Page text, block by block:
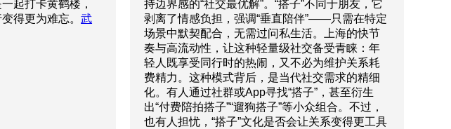
起打卡黄鹤楼，
得更为难忘。武
持边界感的“社交最优解”。“搭子”不同于朋友，它
剥离了情感负担，强调“垂直陪伴”——只需在特定
场景中默契配合，无需过问私生活。上海的快节
奏与高流动性，让这种轻量级社交备受青睐：年
轻人既享受同行时的热闹，又不必为维护关系耗
费精力。这种模式背后，是当代社交需求的精细
化。有人通过社群或App寻找“搭子”，甚至衍生
出“付费陪拍搭子”“遛狗搭子”等小众组合。不过，
也有人担忧，“搭子”文化是否会让关系变得更工具